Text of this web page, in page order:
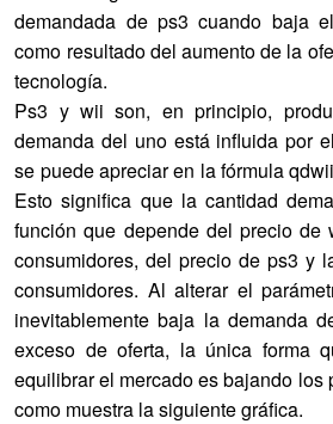
demandada de ps3 cuando baja
como resultado del aumento de la
tecnología.
Ps3 y wii son, en principio,
demanda del uno está influida por
se puede apreciar en la fórmula
Esto significa que la cantidad
función que depende del precio
consumidores, del precio de ps3 y
consumidores. Al alterar el
inevitablemente baja la demanda
exceso de oferta, la única forma
equilibrar el mercado es bajando los
como muestra la siguiente gráfica.